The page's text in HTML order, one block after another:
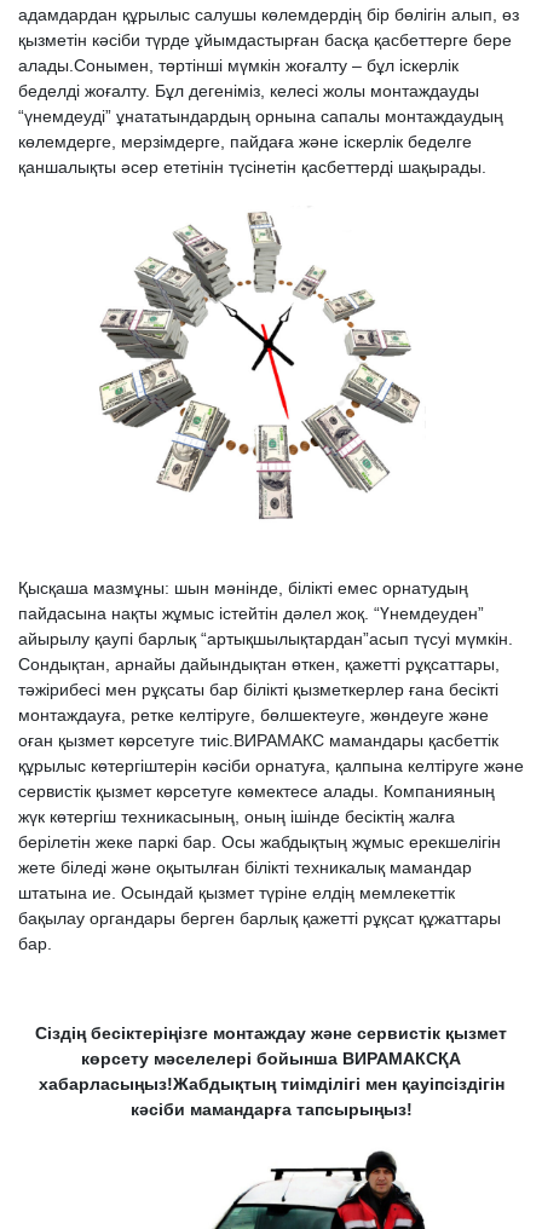
адамдардан құрылыс салушы көлемдердің бір бөлігін алып, өз
қызметін кәсіби түрде ұйымдастырған басқа қасбеттерге бере
алады.Сонымен, төртінші мүмкін жоғалту – бұл іскерлік
беделді жоғалту. Бұл дегеніміз, келесі жолы монтаждауды
“үнемдеуді” ұнататындардың орнына сапалы монтаждаудың
көлемдерге, мерзімдерге, пайдаға және іскерлік беделге
қаншалықты әсер ететінін түсінетін қасбеттерді шақырады.
Қысқаша мазмұны: шын мәнінде, білікті емес орнатудың
пайдасына нақты жұмыс істейтін дәлел жоқ. “Үнемдеуден”
айырылу қаупі барлық “артықшылықтардан”асып түсуі мүмкін.
Сондықтан, арнайы дайындықтан өткен, қажетті рұқсаттары,
тәжірибесі мен рұқсаты бар білікті қызметкерлер ғана бесікті
монтаждауға, ретке келтіруге, бөлшектеуге, жөндеуге және
оған қызмет көрсетуге тиіс.ВИРАМАКС мамандары қасбеттік
құрылыс көтергіштерін кәсіби орнатуға, қалпына келтіруге және
сервистік қызмет көрсетуге көмектесе алады. Компанияның
жүк көтергіш техникасының, оның ішінде бесіктің жалға
берілетін жеке паркі бар. Осы жабдықтың жұмыс ерекшелігін
жете біледі және оқытылған білікті техникалық мамандар
штатына ие. Осындай қызмет түріне елдің мемлекеттік
бақылау органдары берген барлық қажетті рұқсат құжаттары
бар.
Сіздің бесіктеріңізге монтаждау және сервистік қызмет
көрсету мәселелері бойынша ВИРАМАКСҚА
хабарласыңыз!Жабдықтың тиімділігі мен қауіпсіздігін
кәсіби мамандарға тапсырыңыз!